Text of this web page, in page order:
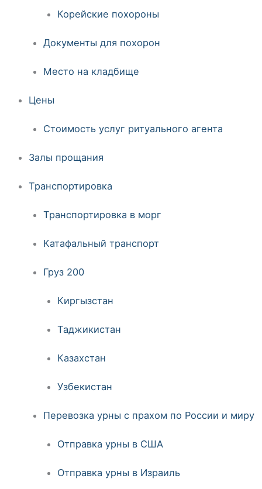
Корейские похороны
Документы для похорон
Место на кладбище
Цены
Стоимость услуг ритуального агента
Залы прощания
Транспортировка
Транспортировка в морг
Катафальный транспорт
Груз 200
Киргызстан
Таджикистан
Казахстан
Узбекистан
Перевозка урны с прахом по России и миру
Отправка урны в США
Отправка урны в Израиль